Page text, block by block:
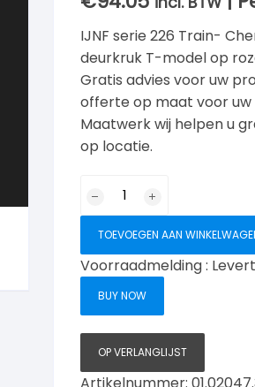
IJNF serie 226 Train-
deurkruk T-model op
Gratis advies voor uw
offerte op maat voor
Maatwerk wij helpen u
op locatie.
226
Deurkruk
model
op
rozet,
Titanium
TOEVOEGEN AAN
Voorraadmelding :
BUY NOW
OP VERLANGLIJST
Artikelnummer: